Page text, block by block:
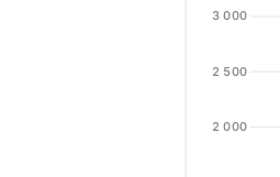
2 000
2 500
3 000